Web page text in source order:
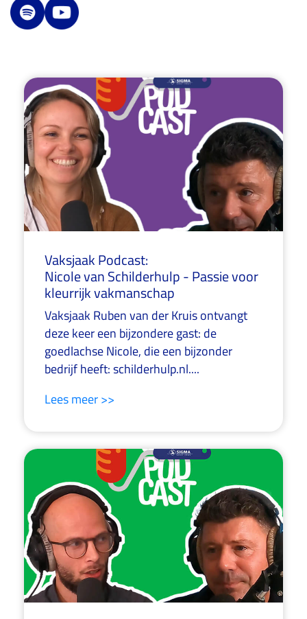
Vaksjaak Podcast:
Nicole van Schilderhulp - Passie voor
kleurrijk vakmanschap
Vaksjaak Ruben van der Kruis ontvangt
deze keer een bijzondere gast: de
goedlachse Nicole, die een bijzonder
bedrijf heeft: schilderhulp.nl....
Lees meer >>